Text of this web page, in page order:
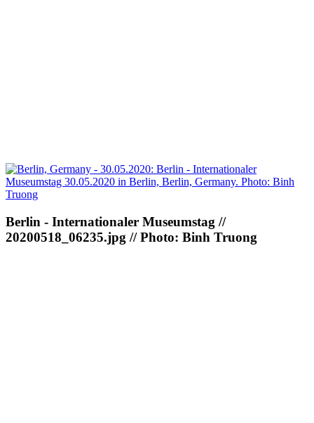
Berlin - Internationaler Museumstag //
20200518_06235.jpg // Photo: Binh Truong